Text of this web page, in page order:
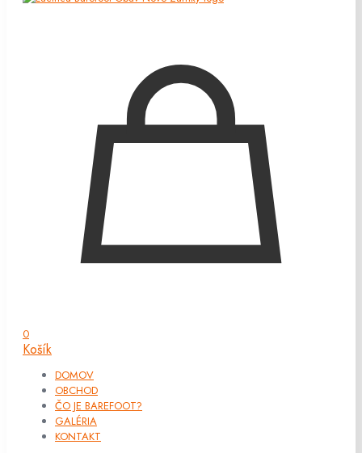
0
Košík
DOMOV
OBCHOD
ČO JE BAREFOOT?
GALÉRIA
KONTAKT